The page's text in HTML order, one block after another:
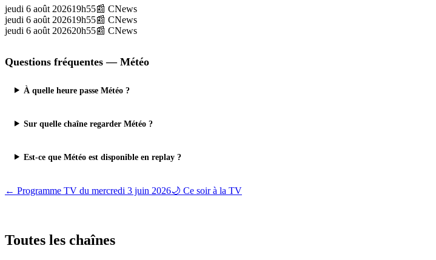
jeudi 6 août 202619h55📰 CNews
jeudi 6 août 202619h55📰 CNews
jeudi 6 août 202620h55📰 CNews
Questions fréquentes — Météo
À quelle heure passe Météo ?
Sur quelle chaîne regarder Météo ?
Est-ce que Météo est disponible en replay ?
← Programme TV du mercredi 3 juin 2026🌙 Ce soir à la TV
Toutes les chaînes